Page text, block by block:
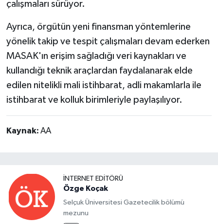
çalışmaları sürüyor.
Ayrıca, örgütün yeni finansman yöntemlerine
yönelik takip ve tespit çalışmaları devam ederken
MASAK'ın erişim sağladığı veri kaynakları ve
kullandığı teknik araçlardan faydalanarak elde
edilen nitelikli mali istihbarat, adli makamlarla ile
istihbarat ve kolluk birimleriyle paylaşılıyor.
Kaynak: AA
İNTERNET EDITÖRÜ
Özge Koçak
Selçuk Üniversitesi Gazetecilik bölümü
mezunu